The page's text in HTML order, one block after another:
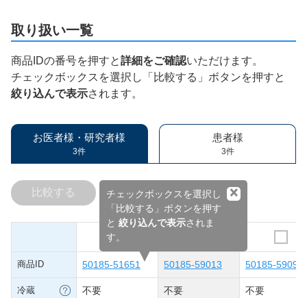
取り扱い一覧
商品IDの番号を押すと詳細をご確認いただけます。
チェックボックスを選択し「比較する」ボタンを押すと
絞り込んで表示されます。
お医者様・研究者様
3件
患者様
3件
チェックボックスを選択し
「比較する」ボタンを押す
と 絞り込んで表示されま
す。
×
比較する
商品ID 50185-51651 50185-59013 50185-59097
冷蔵 不要 不要 不要